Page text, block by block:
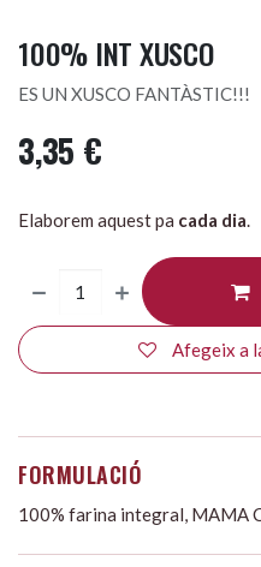
100% INT XUSCO
ES UN XUSCO FANTÀSTIC!!!
3,35 €
Elaborem aquest pa cada dia.
Afegeix a
FORMULACIÓ
100% farina integral, MAMA